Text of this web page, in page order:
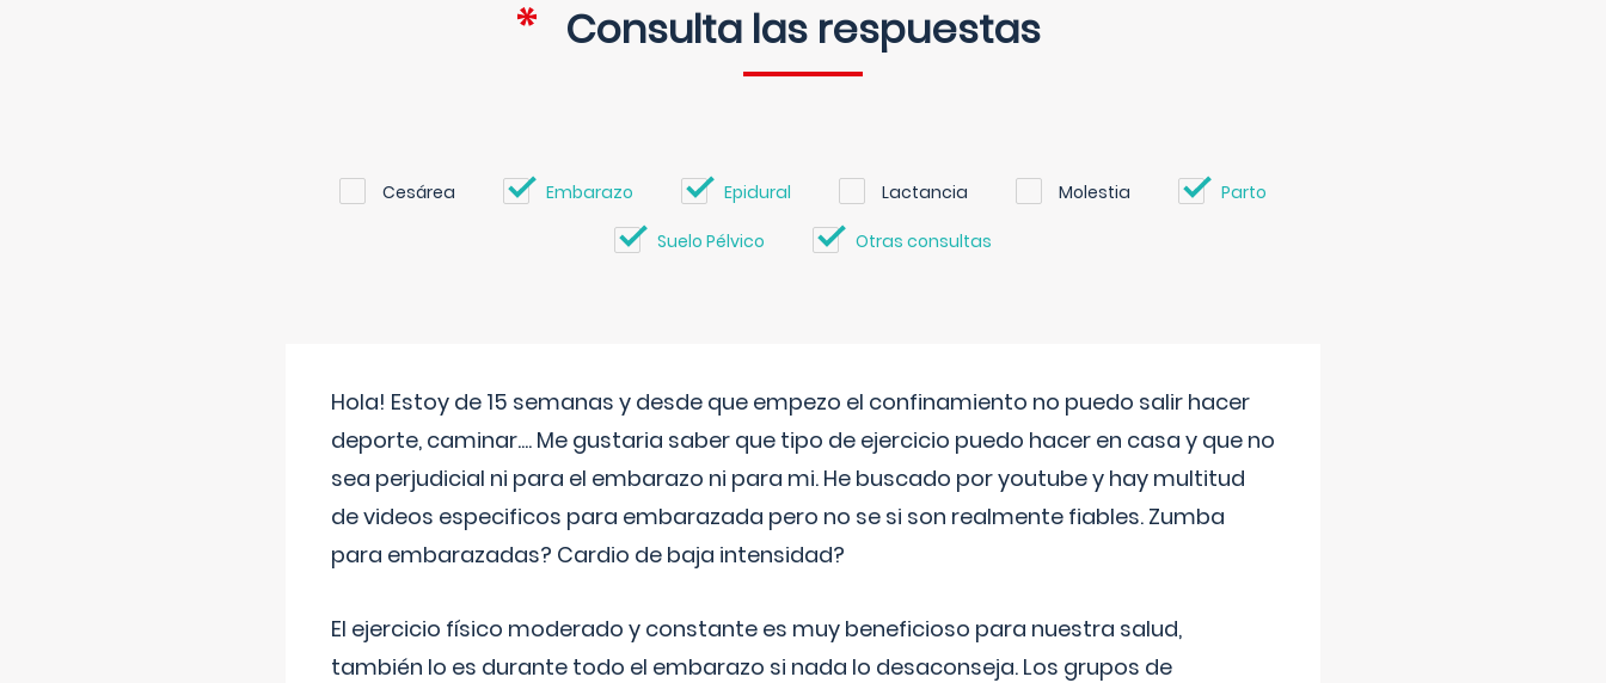
Consulta las respuestas
Cesárea Embarazo Epidural Lactancia Molestia Parto
Suelo Pélvico Otras consultas
Hola! Estoy de 15 semanas y desde que empezo el confinamiento no puedo salir hacer
deporte, caminar.... Me gustaria saber que tipo de ejercicio puedo hacer en casa y que no
sea perjudicial ni para el embarazo ni para mi. He buscado por youtube y hay multitud
de videos especificos para embarazada pero no se si son realmente fiables. Zumba
para embarazadas? Cardio de baja intensidad?
El ejercicio físico moderado y constante es muy beneficioso para nuestra salud,
también lo es durante todo el embarazo si nada lo desaconseja. Los grupos de